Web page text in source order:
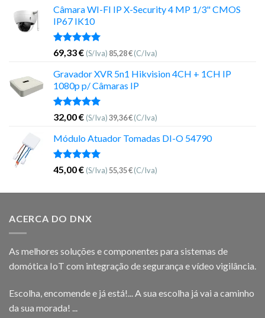
Câmara WI-FI IP X-Security 4 MP 1/3" CMOS
IP67 IK10
Avaliação
5.00
de 5
69,33€ (S/Iva) 85,28€(C/Iva)
Gravador XVR 5n1 Hikvision 4CH + 1CH IP
1080p p/ Câmaras IP
Avaliação
5.00
de 5
32,00€ (S/Iva)39,36€(C/Iva)
Módulo Atuador Tomadas DI-O 54790
Avaliação
5.00
de 5
45,00€ (S/Iva)55,35€(C/Iva)
ACERCA DO DNX
As melhores soluções e componentes para sistemas de
domótica IoT com integração de segurança e vídeo vigilância.
Escolha, encomende e já está!... A sua escolha já vai a caminho
da sua morada! ...